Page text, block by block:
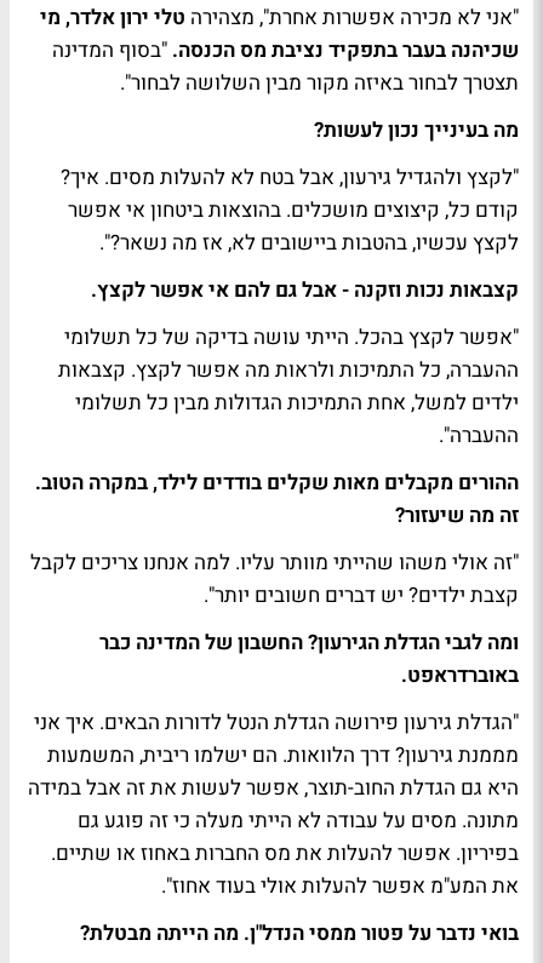
"אני לא מכירה אפשרות אחרת", מצהירה טלי ירון אלדר, מי
שכיהנה בעבר בתפקיד נציבת מס הכנסה. "בסוף המדינה
תצטרך לבחור באיזה מקור מבין השלושה לבחור".
מה בעינייך נכון לעשות?
"לקצץ ולהגדיל גירעון, אבל בטח לא להעלות מסים. איך?
קודם כל, קיצוצים מושכלים. בהוצאות ביטחון אי אפשר
לקצץ עכשיו, בהטבות ביישובים לא, אז מה נשאר?".
קצבאות נכות וזקנה - אבל גם להם אי אפשר לקצץ.
"אפשר לקצץ בהכל. הייתי עושה בדיקה של כל תשלומי
ההעברה, כל התמיכות ולראות מה אפשר לקצץ. קצבאות
ילדים למשל, אחת התמיכות הגדולות מבין כל תשלומי
ההעברה".
ההורים מקבלים מאות שקלים בודדים לילד, במקרה הטוב.
זה מה שיעזור?
"זה אולי משהו שהייתי מוותר עליו. למה אנחנו צריכים לקבל
קצבת ילדים? יש דברים חשובים יותר".
ומה לגבי הגדלת הגירעון? החשבון של המדינה כבר
באוברדראפט.
"הגדלת גירעון פירושה הגדלת הנטל לדורות הבאים. איך אני
מממנת גירעון? דרך הלוואות. הם ישלמו ריבית, המשמעות
היא גם הגדלת החוב-תוצר, אפשר לעשות את זה אבל במידה
מתונה. מסים על עבודה לא הייתי מעלה כי זה פוגע גם
בפיריון. אפשר להעלות את מס החברות באחוז או שתיים.
את המע"מ אפשר להעלות אולי בעוד אחוז".
בואי נדבר על פטור ממסי הנדל"ן. מה הייתה מבטלת?